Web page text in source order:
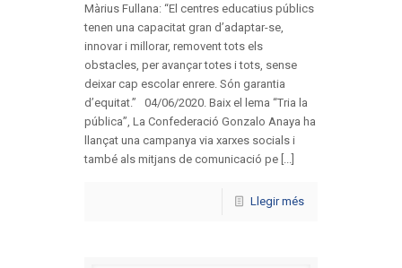
Màrius Fullana: “El centres educatius públics
tenen una capacitat gran d’adaptar-se,
innovar i millorar, removent tots els
obstacles, per avançar totes i tots, sense
deixar cap escolar enrere. Són garantia
d’equitat.” 04/06/2020. Baix el lema “Tria la
pública”, La Confederació Gonzalo Anaya ha
llançat una campanya via xarxes socials i
també als mitjans de comunicació pe [...]
Llegir més